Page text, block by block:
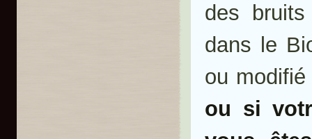
des
dans le
ou
ou si